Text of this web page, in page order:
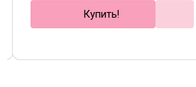
Купить!